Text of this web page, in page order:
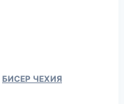
БИСЕР ЧЕХИЯ